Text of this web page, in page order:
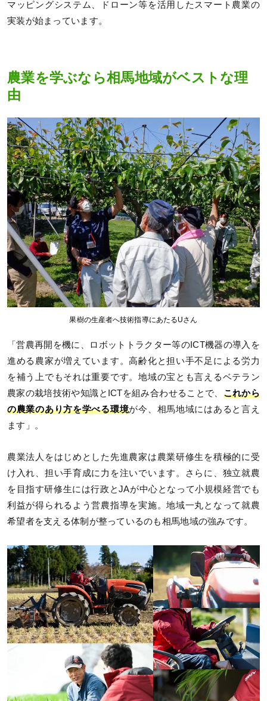
マッピングシステム、ドローン等を活用したスマート農業の
実装が始まっています。
農業を学ぶなら相馬地域がベストな理
由
果樹の生産者へ技術指導にあたるUさん
「営農再開を機に、ロボットトラクター等のICT機器の導入を
進める農家が増えています。高齢化と担い手不足による労力
を補う上でもそれは重要です。地域の宝とも言えるベテラン
農家の栽培技術や知識とICTを組み合わせることで、 これから
の農業のあり方を学べる環境が今、相馬地域にはあると言え
ます」。
農業法人をはじめとした先進農家は農業研修生を積極的に受
け入れ、担い手育成に力を注いでいます。さらに、独立就農
を目指す研修生には行政とJAが中心となって小規模経営でも
利益が得られるよう営農指導を実施。地域一丸となって就農
希望者を支える体制が整っているのも相馬地域の強みです。